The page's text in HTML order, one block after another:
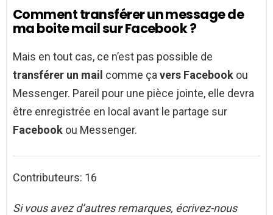
Comment transférer un message de
ma boite mail sur Facebook ?
Mais en tout cas, ce n’est pas possible de
transférer un mail comme ça vers Facebook ou
Messenger. Pareil pour une pièce jointe, elle devra
être enregistrée en local avant le partage sur
Facebook ou Messenger.
Contributeurs: 16
Si vous avez d’autres remarques, écrivez-nous